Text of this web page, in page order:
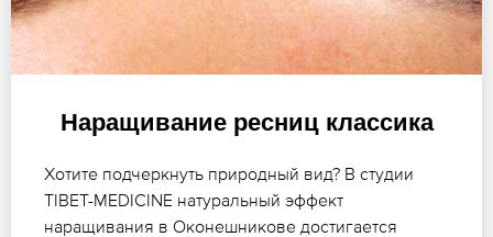
Наращивание ресниц классика
Хотите подчеркнуть природный вид? В студии
TIBET-MEDICINE натуральный эффект
наращивания в Оконешникове достигается